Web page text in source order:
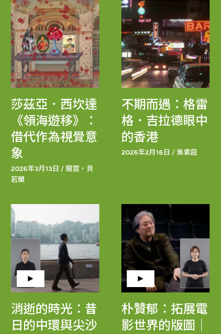
莎茲亞．西坎達
《領海遊移》：
借代作為視覺意
象
2026年3月13日 / 龍雲，貝
若蘭
不期而遇：格雷
格．吉拉德眼中
的香港
2026年2月16日 / 吳紫茵
消逝的時光：昔
日的中環與尖沙
朴贊郁：拓展電
影世界的版圖｜